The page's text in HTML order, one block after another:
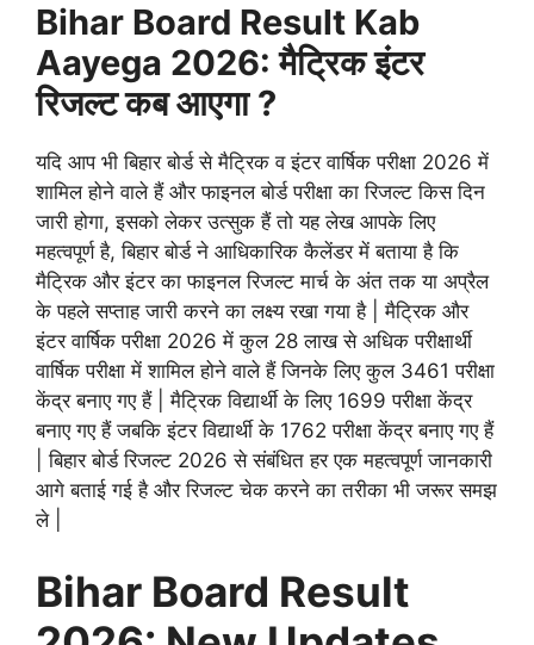
Bihar Board Result Kab
Aayega 2026: मैट्रिक इंटर
रिजल्ट कब आएगा ?
यदि आप भी बिहार बोर्ड से मैट्रिक व इंटर वार्षिक परीक्षा 2026 में
शामिल होने वाले हैं और फाइनल बोर्ड परीक्षा का रिजल्ट किस दिन
जारी होगा, इसको लेकर उत्सुक हैं तो यह लेख आपके लिए
महत्वपूर्ण है, बिहार बोर्ड ने आधिकारिक कैलेंडर में बताया है कि
मैट्रिक और इंटर का फाइनल रिजल्ट मार्च के अंत तक या अप्रैल
के पहले सप्ताह जारी करने का लक्ष्य रखा गया है | मैट्रिक और
इंटर वार्षिक परीक्षा 2026 में कुल 28 लाख से अधिक परीक्षार्थी
वार्षिक परीक्षा में शामिल होने वाले हैं जिनके लिए कुल 3461 परीक्षा
केंद्र बनाए गए हैं | मैट्रिक विद्यार्थी के लिए 1699 परीक्षा केंद्र
बनाए गए हैं जबकि इंटर विद्यार्थी के 1762 परीक्षा केंद्र बनाए गए हैं
| बिहार बोर्ड रिजल्ट 2026 से संबंधित हर एक महत्वपूर्ण जानकारी
आगे बताई गई है और रिजल्ट चेक करने का तरीका भी जरूर समझ
ले |
Bihar Board Result